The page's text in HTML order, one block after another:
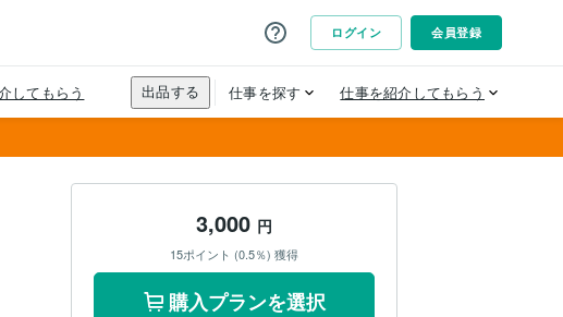
3,000 円
15ポイント (0.5％) 獲得
購入プランを選択